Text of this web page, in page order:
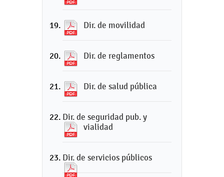
Dir. de movilidad
Dir. de reglamentos
Dir. de salud pública
Dir. de seguridad pub. y
vialidad
Dir. de servicios públicos